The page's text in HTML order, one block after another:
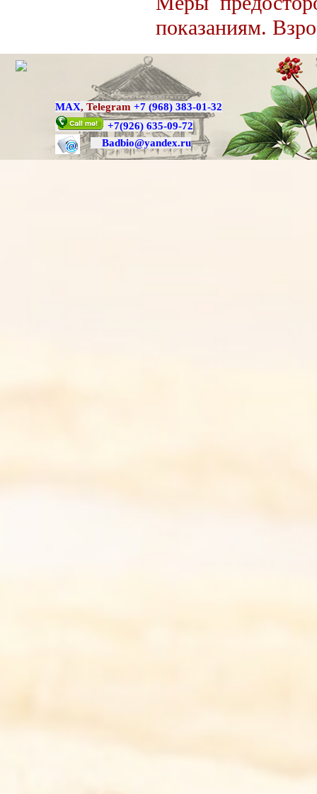
показани­ям.
MAX, Telegram +7 (968) 383-01-32
+7(926) 635-09-72
Badbio@yandex.ru